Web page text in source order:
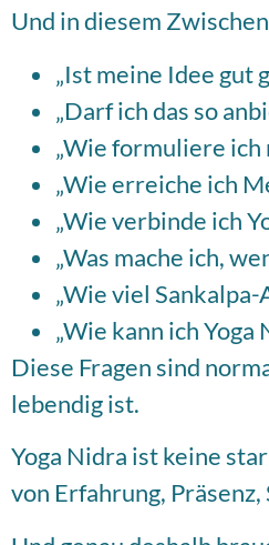
Und in diesem
„Ist meine Idee gut
„Darf ich das so
„Wie formuliere ich
„Wie erreiche ich
„Wie verbinde ich
„Was mache ich,
„Wie viel
„Wie kann ich
Diese Fragen sind
lebendig ist.
Yoga Nidra ist keine
von Erfahrung,